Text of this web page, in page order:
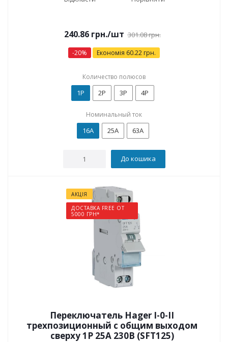
240.86грн./шт 301.08грн.
-20% Економія 60.22 грн.
Количество полюсов
1P 2P 3P 4P
Номинальный ток
16А 25А 63А
До кошика
АКЦІЯ
ДОСТАВКА FREE ОТ
5000 ГРН*
Переключатель Hager I-0-II
трехпозиционный с общим выходом
сверху 1P 25А 230В (SFT125)